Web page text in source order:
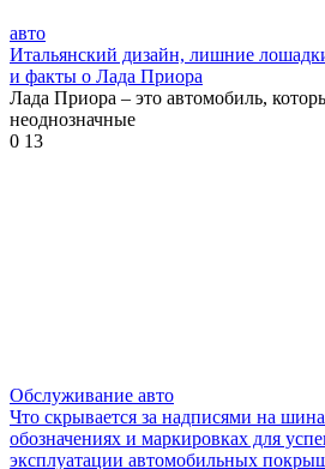
авто
Итальянский дизайн, лишние
и факты о Лада Приора
Лада Приора – это автомобиль,
неоднозначные
0 13
Обслуживание авто
Что скрывается за надписями на
обозначениях и маркировках для
эксплуатации автомобильных